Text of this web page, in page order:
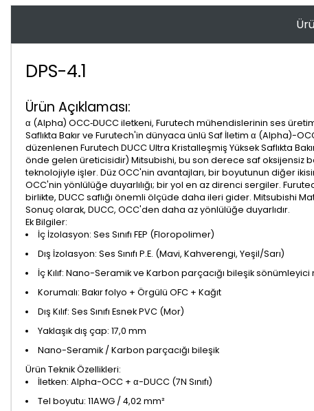
DPS-4.1
Ürün Açıklaması:
α (Alpha) OCC‐DUCC iletkeni, Furutech mühendislerinin ses
Saflıkta Bakır ve Furutech'in dünyaca ünlü Saf İletim α (Alpha)-
düzenlenen Furutech DUCC Ultra Kristalleşmiş Yüksek Saflıkta
önde gelen üreticisidir) Mitsubishi, bu son derece saf oksijensiz
teknolojiyle işler. Düz OCC'nin avantajları, bir boyutunun diğer
OCC'nin yönlülüğe duyarlılığı; bir yol en az direnci sergiler.
birlikte, DUCC saflığı önemli ölçüde daha ileri gider. Mitsubishi
Sonuç olarak, DUCC, OCC'den daha az yönlülüğe duyarlıdır.
Ek Bilgiler:
İç İzolasyon: Ses Sınıfı FEP (Floropolimer)
Dış İzolasyon: Ses Sınıfı P.E. (Mavi, Kahverengi, Yeşil/Sarı)
İç Kılıf: Nano-Seramik ve Karbon parçacığı bileşik sönümleyici
Korumalı: Bakır folyo + Örgülü OFC + Kağıt
Dış Kılıf: Ses Sınıfı Esnek PVC (Mor)
Yaklaşık dış çap: 17,0 mm
Nano-Seramik / Karbon parçacığı bileşik
Ürün Teknik Özellikleri:
İletken: Alpha-OCC + α-DUCC (7N Sınıfı)
Tel boyutu: 11AWG / 4,02 mm²